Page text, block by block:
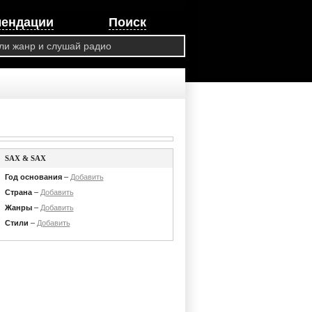
Поиск
SAX & SAX
Год основания– Добавить
Страна– Добавить
Жанры– Добавить
Стили – Добавить